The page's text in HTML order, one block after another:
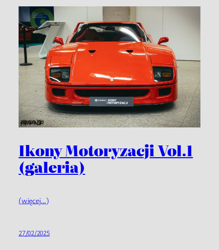
Ikony Motoryzacji Vol.1
(galeria)
(więcej…)
27/02/2025